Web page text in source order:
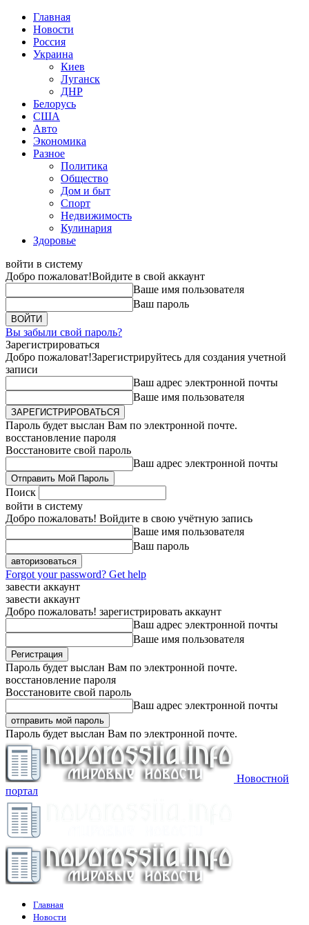
Главная
Новости
Россия
Украина
Киев
Луганск
ДНР
Белорусь
США
Авто
Экономика
Разное
Политика
Общество
Дом и быт
Спорт
Недвижимость
Кулинария
Здоровье
войти в систему
Добро пожаловат!Войдите в свой аккаунт
Ваше имя пользователя
Ваш пароль
Вы забыли свой пароль?
Зарегистрироваться
Добро пожаловат!Зарегистрируйтесь для создания учетной
записи
Ваш адрес электронной почты
Ваше имя пользователя
Пароль будет выслан Вам по электронной почте.
восстановление пароля
Восстановите свой пароль
Ваш адрес электронной почты
Поиск
войти в систему
Добро пожаловать! Войдите в свою учётную запись
Ваше имя пользователя
Ваш пароль
Forgot your password? Get help
завести аккаунт
завести аккаунт
Добро пожаловать! зарегистрировать аккаунт
Ваш адрес электронной почты
Ваше имя пользователя
Пароль будет выслан Вам по электронной почте.
восстановление пароля
Восстановите свой пароль
Ваш адрес электронной почты
Пароль будет выслан Вам по электронной почте.
Новостной
портал
Главная
Новости